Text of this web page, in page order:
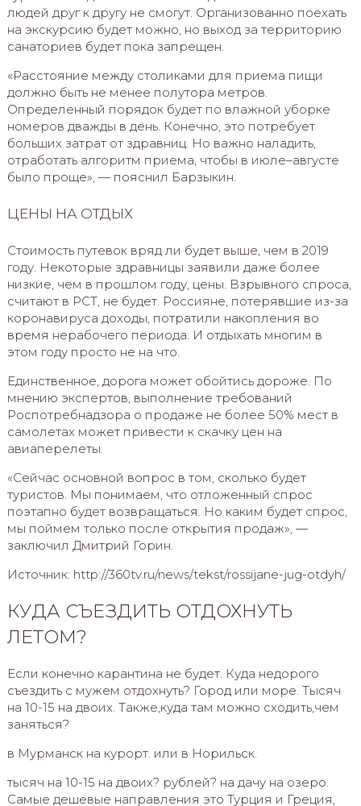
людей друг к другу не смогут. Организованно поехать
на экскурсию будет можно, но выход за территорию
санаториев будет пока запрещен.
«Расстояние между столиками для приема пищи
должно быть не менее полутора метров.
Определенный порядок будет по влажной уборке
номеров дважды в день. Конечно, это потребует
больших затрат от здравниц. Но важно наладить,
отработать алгоритм приема, чтобы в июле–августе
было проще», — пояснил Барзыкин.
ЦЕНЫ НА ОТДЫХ
Стоимость путевок вряд ли будет выше, чем в 2019
году. Некоторые здравницы заявили даже более
низкие, чем в прошлом году, цены. Взрывного спроса,
считают в РСТ, не будет. Россияне, потерявшие из-за
коронавируса доходы, потратили накопления во
время нерабочего периода. И отдыхать многим в
этом году просто не на что.
Единственное, дорога может обойтись дороже. По
мнению экспертов, выполнение требований
Роспотребнадзора о продаже не более 50% мест в
самолетах может привести к скачку цен на
авиаперелеты.
«Сейчас основной вопрос в том, сколько будет
туристов. Мы понимаем, что отложенный спрос
поэтапно будет возвращаться. Но каким будет спрос,
мы поймем только после открытия продаж», —
заключил Дмитрий Горин.
Источник: http://360tv.ru/news/tekst/rossijane-jug-otdyh/
КУДА СЪЕЗДИТЬ ОТДОХНУТЬ
ЛЕТОМ?
Если конечно карантина не будет. Куда недорого
съездить с мужем отдохнуть? Город или море. Тысяч
на 10-15 на двоих. Также,куда там можно сходить,чем
заняться?
в Мурманск на курорт. или в Норильск.
тысяч на 10-15 на двоих? рублей? на дачу на озеро.
Самые дешевые направления это Турция и Греция,